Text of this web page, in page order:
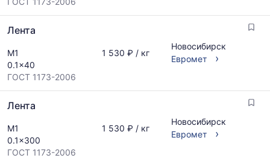
Лента
М1
0.1x40
ГОСТ 1173-2006
1 530 ₽ / кг
Новосибирск
Евромет
›
Лента
М1
0.1x300
ГОСТ 1173-2006
1 530 ₽ / кг
Новосибирск
Евромет
›